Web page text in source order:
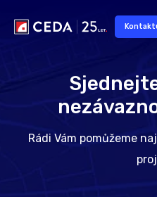
Rádi Vám pomůžeme